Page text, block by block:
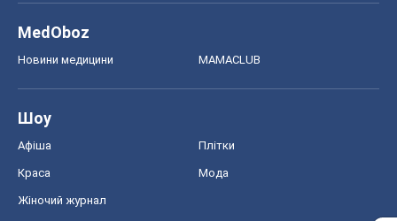
MedOboz
Новини медицини MAMACLUB
Шоу
Афіша Плітки
Краса Мода
Жіночий журнал